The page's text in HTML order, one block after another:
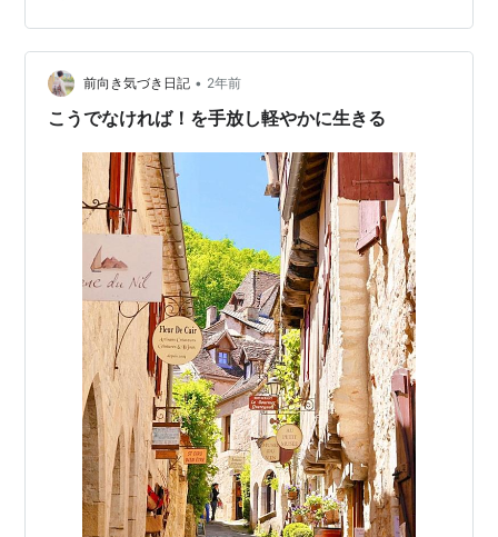
志で突破し…
前向き気づき日記 • 2年前
こうでなければ！を手放し軽やかに生きる